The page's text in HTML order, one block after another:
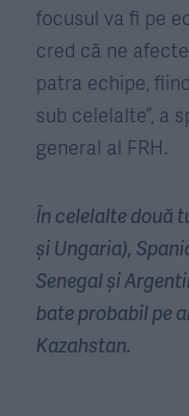
focusul va fi pe
cred că ne
patra echipe,
sub celelalte”, a
general al FRH.
În celelalte două
și Ungaria),
Senegal și
bate probabil pe
Kazahstan.